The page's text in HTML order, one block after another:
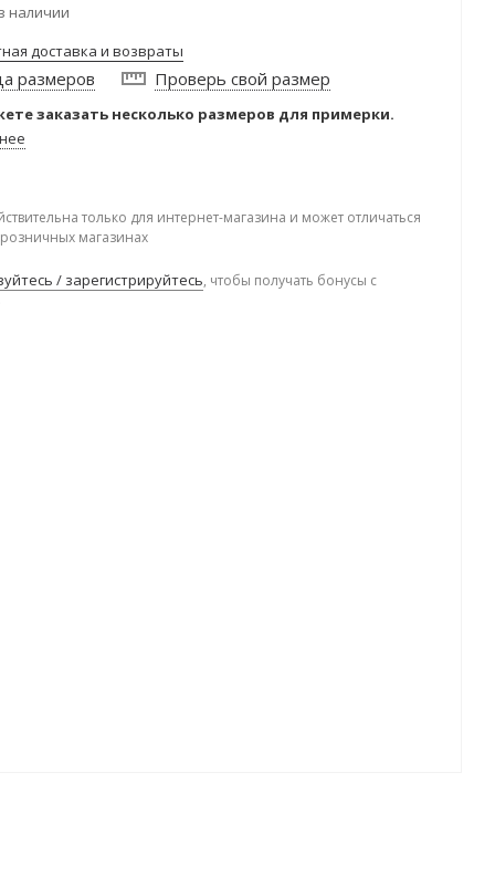
наличии
доставка и возвраты
размеров Проверь свой размер
заказать несколько размеров для примерки.
только для интернет-магазина и может отличаться
розничных магазинах
/ зарегистрируйтесь, чтобы получать бонусы с